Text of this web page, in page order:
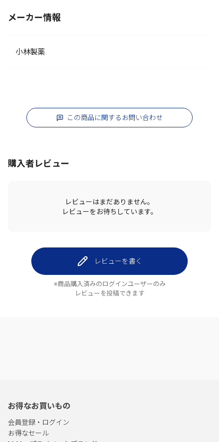
メーカー情報
小林製薬
この商品に関するお問い合わせ
購入者レビュー
レビューはまだありません。
レビューをお待ちしています。
レビューを書く
※商品購入済みのログインユーザーのみ
レビューを投稿できます
お得なお買いもの
会員登録・ログイン
お得なセール